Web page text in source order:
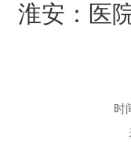
淮安：医
时